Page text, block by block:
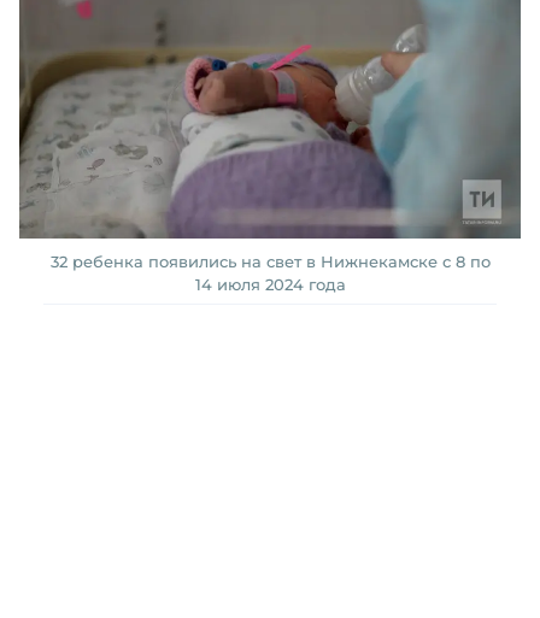
32 ребенка появились на свет в Нижнекамске с 8 по
14 июля 2024 года